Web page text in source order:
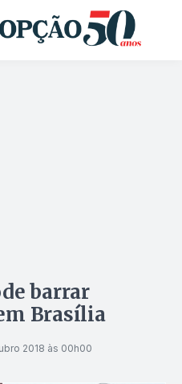
barrar
Brasília
2018 às 00h00